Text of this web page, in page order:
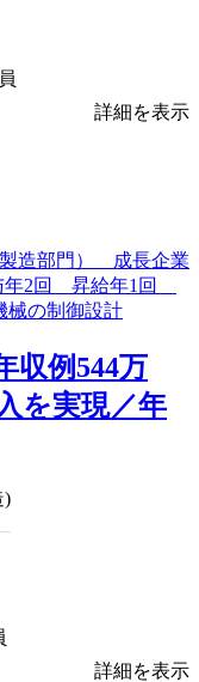
詳細を表示
収例544万
を実現／年
)
詳細を表示